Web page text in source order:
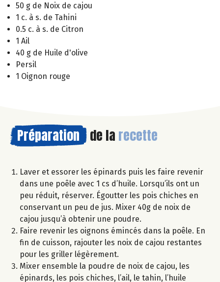
50 g de Noix de cajou
1 c. à s. de Tahini
0.5 c. à s. de Citron
1 Ail
40 g de Huile d'olive
Persil
1 Oignon rouge
Préparation de la recette
Laver et essorer les épinards puis les faire revenir
dans une poêle avec 1 cs d’huile. Lorsqu’ils ont un
peu réduit, réserver. Égoutter les pois chiches en
conservant un peu de jus. Mixer 40g de noix de
cajou jusqu’à obtenir une poudre.
Faire revenir les oignons émincés dans la poêle. En
fin de cuisson, rajouter les noix de cajou restantes
pour les griller légèrement.
Mixer ensemble la poudre de noix de cajou, les
épinards, les pois chiches, l’ail, le tahin, l’huile